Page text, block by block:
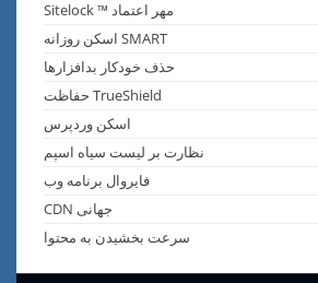
Sitelock ™ مهر اعتماد
اسکن روزانه SMART
حذف خودکار بدافزارها
حفاظت TrueShield
اسکن وردپرس
نظارت بر لیست سیاه اسپم
فایروال برنامه وب
CDN جهانی
سرعت بخشیدن به محتوا